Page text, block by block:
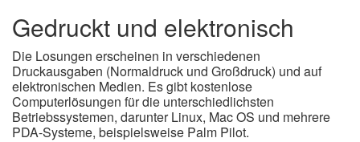
Gedruckt und elektronisch
Die Losungen erscheinen in verschiedenen
Druckausgaben (Normaldruck und Großdruck) und auf
elektronischen Medien. Es gibt kostenlose
Computerlösungen für die unterschiedlichsten
Betriebssystemen, darunter Linux, Mac OS und mehrere
PDA-Systeme, beispielsweise Palm Pilot.